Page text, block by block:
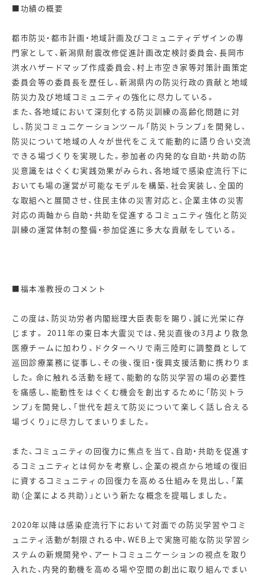
■功績の概要
都市防災・都市計画・地域計画及びコミュニティデザインの専
門家として、新潟県耐震改修促進計画改定検討委員会、長岡市
洪水ハザードマップ作成委員会、村上市空き家等対策計画策定
委員会等の委員長を歴任し、新潟県内の防災行政の貢献と地域
防災力及び地域コミュニティの強化に尽力している。
また、各地域において深刻化する防災訓練の高齢化問題に対
し、防災コミュニケーションツール「防災トランプ」を開発し、
防災について地域の人々が世代をこえて能動的に語り合い交流
できる場づくりを実現した。参加者の内発的な自助・共助の防
災意識をはぐくむ実践効果がみられ、各地域で感染症流行下に
おいても場の運営が可能なモデルを構築、社会実装し、全国的
な取組へと展開させ、住民主体の災害対応と、企業主体の災害
対応の両軸から自助・共助を促進するコミュニティ強化と防災
訓練の運営体制の整備・参加促進に多大な貢献をしている。
■福本准教授のコメント
この度は、防災功労者内閣総理大臣表彰を賜り、誠に光栄に存
じます。 2011年の東日本大震災では、発災直後の3月より救急
医療チームに加わり、ドクターヘリで南三陸町に調整員として
巡回診療業務に従事し、その後、復旧・復興支援活動に携わりま
した。命に触れる活動を経て、能動的な防災学習の場の必要性
を痛感し、能動性をはぐくむ機会を創出するために「防災トラ
ンプ」を開発し、「世代を超えて防災について楽しく話し合える
場づくり」に尽力してまいりました。
また、コミュニティの回復力に焦点を当て、自助・共助を促進す
るコミュニティとは何かを考察し、企業の視点から地域の復旧
に資するコミュニティの回復力を高める仕組みを見出し、「業
助（企業による共助）」という新たな概念を提唱しました。
2020年以降は感染症流行下において対面での防災学習やコミ
ュニティ活動が制限される中、WEB上で実施可能な防災学習シ
ステムの新規開発や、アートコミュニケーションの視点を取り
入れた、内発的動機を高める場や空間の創出に取り組んでまい